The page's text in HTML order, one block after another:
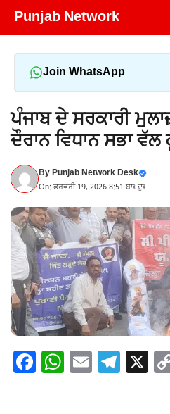
Skip
Punjab Network
Join WhatsApp
ਪੰਜਾਬ ਦੇ ਸਰਕਾਰੀ
ਦੌਰਾਨ ਵਿਧਾਨ ਸਭਾ
ByPunjab Network Desk
On: ਫਰਵਰੀ 19, 2026 8:51 ਬਾਃ ਦੁਃ
F W E T X